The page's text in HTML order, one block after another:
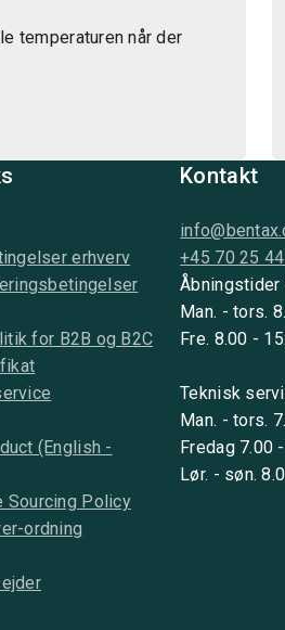
temperaturen når der
erhverv
for B2B og B2C
(English -
Sourcing Policy
ordning
Kontakt
+45 70 25
Åbningstider
Man. - tors.
Fre. 8.00 -
Teknisk
Man. - tors.
Fredag 7.00
Lør. - søn.